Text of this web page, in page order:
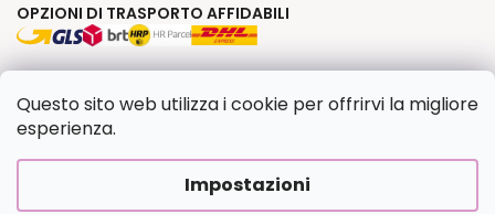
Questo sito web utilizza i cookie per offrirvi la migliore
esperienza.
Impostazioni
OPZIONI DI TRASPORTO AFFIDABILI
Creato da Shoptet Premium|UpraviloFV STUDIO
Copyright 2026Dipingilo.it. Tutti i diritti riservati.